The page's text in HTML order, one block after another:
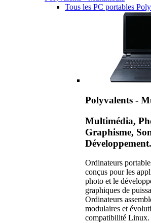
Tous les PC portables
Polyvalents -
Multimédia,
Graphisme,
Développement.
Ordinateurs
conçus pour les
photo et le
graphiques de
Ordinateurs
modulaires et
compatibilité Linux.